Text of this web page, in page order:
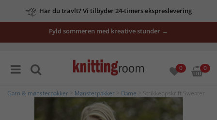
Har du travlt? Vi tilbyder 24-timers ekspreslevering
Fyld sommeren med kreative stunder →
0 0
Garn & mønsterpakker Mønsterpakker Dame > Strikkeopskrift Sweater